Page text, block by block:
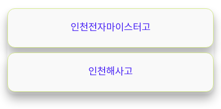
인천전자마이스터고
인천해사고